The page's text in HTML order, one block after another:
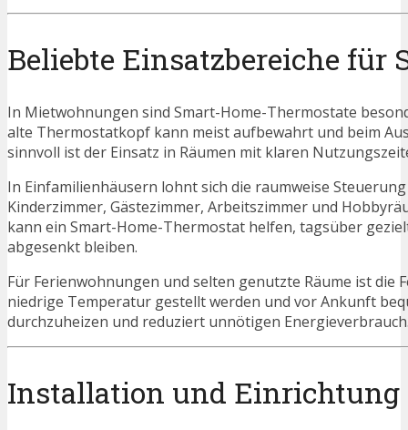
Beliebte Einsatzbereiche für
In Mietwohnungen sind Smart-Home-Thermostate
alte Thermostatkopf kann meist aufbewahrt und beim
sinnvoll ist der Einsatz in Räumen mit klaren
In Einfamilienhäusern lohnt sich die raumweise
Kinderzimmer, Gästezimmer, Arbeitszimmer und
kann ein Smart-Home-Thermostat helfen, tagsüber
abgesenkt bleiben.
Für Ferienwohnungen und selten genutzte Räume ist
niedrige Temperatur gestellt werden und vor Ankunft
durchzuheizen und reduziert unnötigen
Installation und Einrichtung